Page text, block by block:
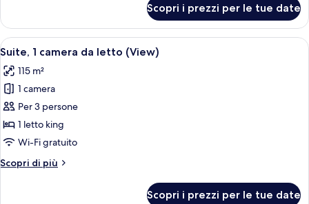
king
Junior,
letto
Scopri i prezzi per le tue date
Apri
tutte
le
foto
per
Suite,
1
da
Una camera d'albergo moderna con
9
Suite, 1 camera da letto (View)
115 m²
1 camera
Per 3 persone
1 letto king
Wi-Fi gratuito
Scopri di più
Altri
Scopri i prezzi per le tue date